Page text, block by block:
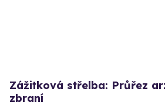
Zážitková střelba: Průřez
zbraní